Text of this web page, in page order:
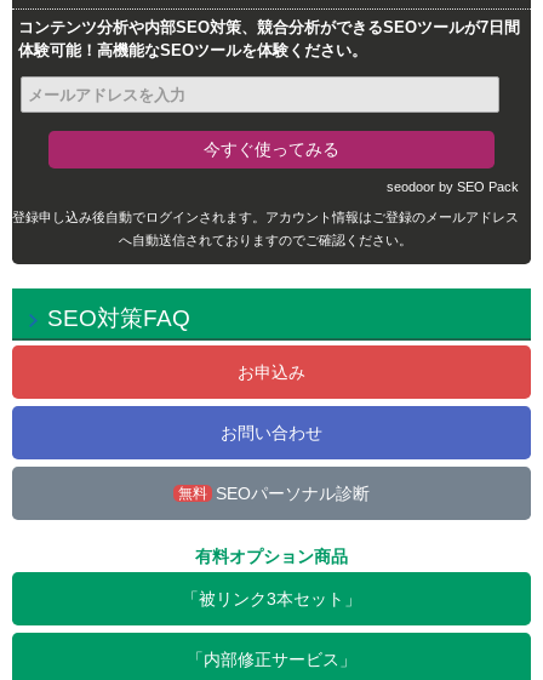
コンテンツ分析や内部SEO対策、競合分析ができるSEOツールが7日間
体験可能！高機能なSEOツールを体験ください。
seodoor by SEO Pack
登録申し込み後自動でログインされます。アカウント情報はご登録のメールアドレス
へ自動送信されておりますのでご確認ください。
SEO対策FAQ
お申込み
お問い合わせ
無料 SEOパーソナル診断
有料オプション商品
「被リンク3本セット」
「内部修正サービス」